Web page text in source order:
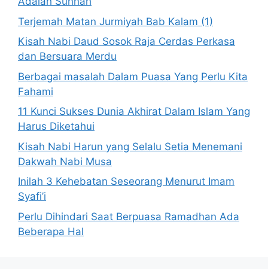
Terjemah Matan Jurmiyah Bab Kalam (1)
Kisah Nabi Daud Sosok Raja Cerdas Perkasa
dan Bersuara Merdu
Berbagai masalah Dalam Puasa Yang Perlu Kita
Fahami
11 Kunci Sukses Dunia Akhirat Dalam Islam Yang
Harus Diketahui
Kisah Nabi Harun yang Selalu Setia Menemani
Dakwah Nabi Musa
Inilah 3 Kehebatan Seseorang Menurut Imam
Syafi’i
Perlu Dihindari Saat Berpuasa Ramadhan Ada
Beberapa Hal